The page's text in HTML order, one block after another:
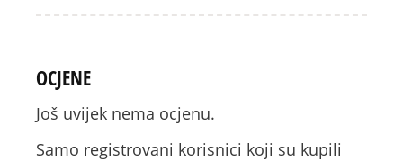
OCJENE
Još uvijek nema ocjenu.
Samo registrovani korisnici koji su kupili